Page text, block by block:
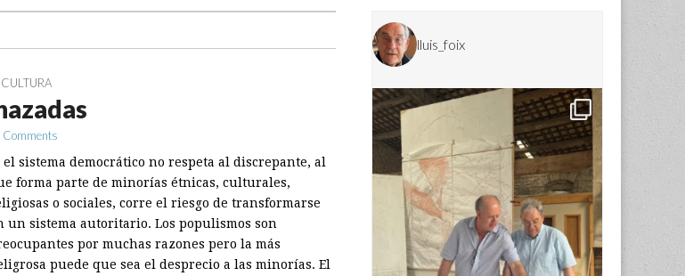
CULTURA
Comments
el sistema democrático no respeta al discrepante, al
forma parte de minorías étnicas, culturales,
o sociales, corre el riesgo de transformarse
un sistema autoritario. Los populismos son
por muchas razones pero la más
puede que sea el desprecio a las minorías. El
lluis_foix